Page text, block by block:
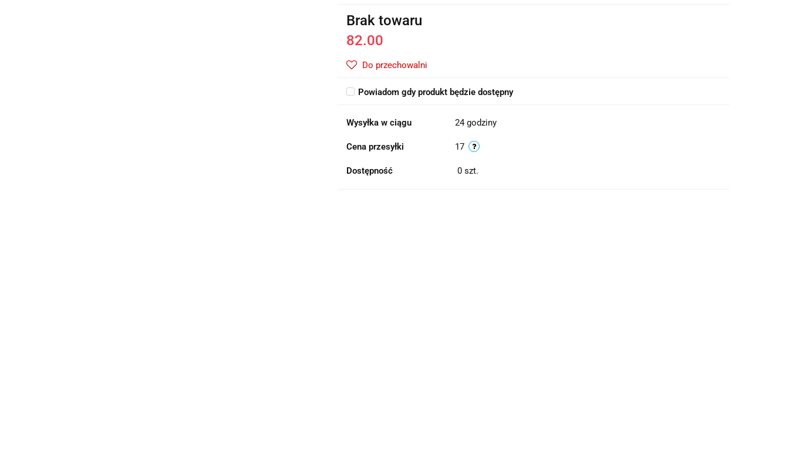
Brak towaru
82.00
Do przechowalni
Powiadom gdy produkt będzie dostępny
Wysyłka w ciągu 24 godziny
Cena przesyłki 17
Dostępność 0 szt.